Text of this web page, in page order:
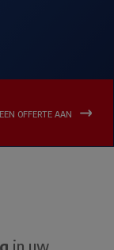
OFFERTE AAN
in uw